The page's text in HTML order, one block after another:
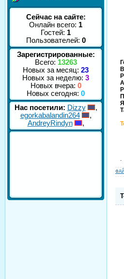
Сейчас на сайте:
Онлайн всего: 1
Гостей: 1
Пользователей: 0
Зарегистрированные:
Всего: 13263
Новых за месяц: 23
Новых за неделю: 3
Новых вчера: 0
Новых сегодня: 0
Нас посетили: Dizzy
,
egorkabalandin264
,
AndreyRindyn
,
.